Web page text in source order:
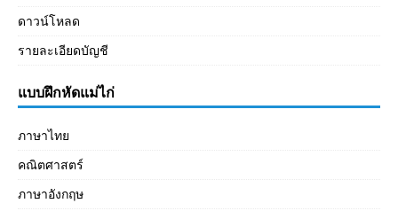
ดาวน์โหลด
รายละเอียดบัญชี
แบบฝึกหัดแม่ไก่
ภาษาไทย
คณิตศาสตร์
ภาษาอังกฤษ